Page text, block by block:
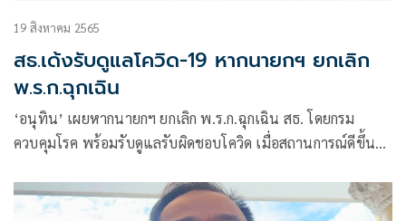
19 สิงหาคม 2565
สธ.เด้งรับดูแลโควิด-19 หากนายกฯ ยกเลิก
พ.ร.ก.ฉุกเฉิน
‘อนุทิน’ เผยหากนายกฯ ยกเลิก พ.ร.ก.ฉุกเฉิน สธ. โดยกรม
ควบคุมโรค พร้อมรับดูแลรับผิดชอบโควิด เมื่อสถานการณ์ดีขึ้นก็